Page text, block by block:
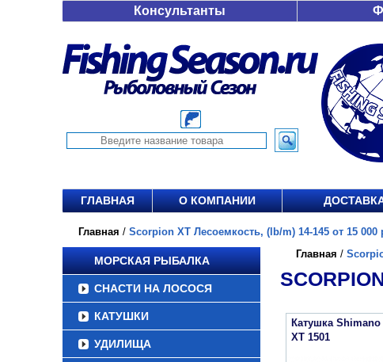
Консультанты
ГЛАВНАЯ О КОМПАНИИ
Главная / Scorpion XT Лесоемкость, (lb/m) 14-145 от 15 000
МОРСКАЯ РЫБАЛКА
СНАСТИ НА ЛОСОСЯ
КАТУШКИ
УДИЛИЩА
Главная /
Катушка Shimano
XT 1501